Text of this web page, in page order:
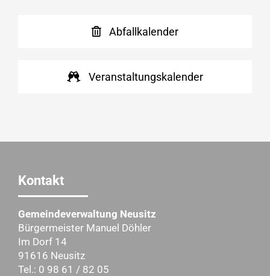
Abfallkalender
Veranstaltungskalender
Kontakt
Gemeindeverwaltung Neusitz
Bürgermeister Manuel Döhler
Im Dorf 14
91616 Neusitz
Tel.: 0 98 61 / 82 05